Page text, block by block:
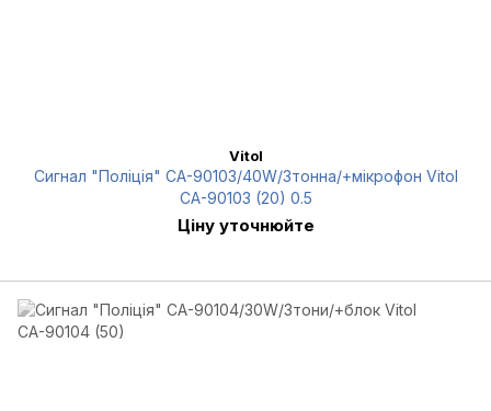
Vitol
Сигнал "Поліція" CА-90103/40W/3тонна/+мікрофон Vitol
CА-90103 (20) 0.5
Ціну уточнюйте